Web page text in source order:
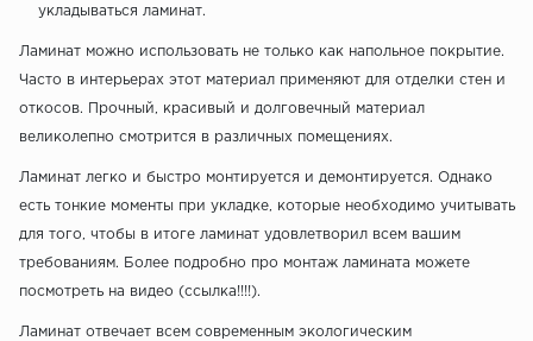
укладываться ламинат.
Ламинат можно использовать не только как напольное покрытие.
Часто в интерьерах этот материал применяют для отделки стен и
откосов. Прочный, красивый и долговечный материал
великолепно смотрится в различных помещениях.
Ламинат легко и быстро монтируется и демонтируется. Однако
есть тонкие моменты при укладке, которые необходимо учитывать
для того, чтобы в итоге ламинат удовлетворил всем вашим
требованиям. Более подробно про монтаж ламината можете
посмотреть на видео (ссылка!!!!).
Ламинат отвечает всем современным экологическим